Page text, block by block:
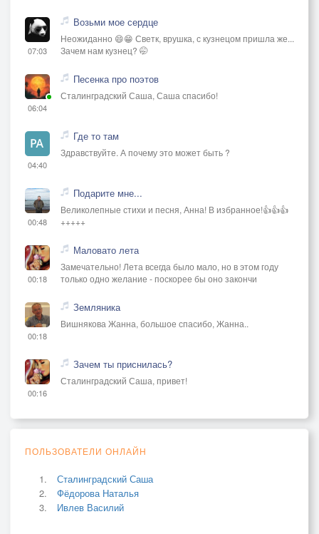
07:03
Возьми мое сердце
Неожиданно 😄😁 Светк, врушка, с кузнецом пришла же...
Зачем нам кузнец? 🤭
06:04
Песенка про поэтов
Сталинградский Саша, Саша спасибо!
04:40
Где то там
Здравствуйте. А почему это может быть ?
00:48
Подарите мне...
Великолепные стихи и песня, Анна! В избранное!👍👍👍
+++++
00:18
Маловато лета
Замечательно! Лета всегда было мало, но в этом году
только одно желание - поскорее бы оно закончи
00:18
Земляника
Вишнякова Жанна, большое спасибо, Жанна..
00:16
Зачем ты приснилась?
Сталинградский Саша, привет!
ПОЛЬЗОВАТЕЛИ ОНЛАЙН
Сталинградский Саша
Фёдорова Наталья
Ивлев Василий